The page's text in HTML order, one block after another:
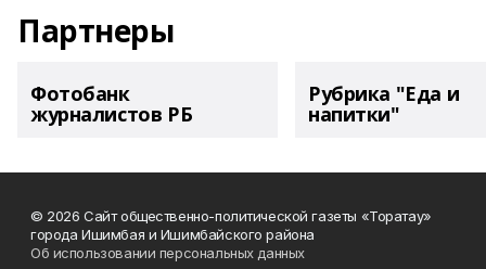
Партнеры
Фотобанк
журналистов РБ
Рубрика "Еда и
напитки"
© 2026 Сайт общественно-политической газеты «Торатау»
города Ишимбая и Ишимбайского района
Об использовании персональных данных